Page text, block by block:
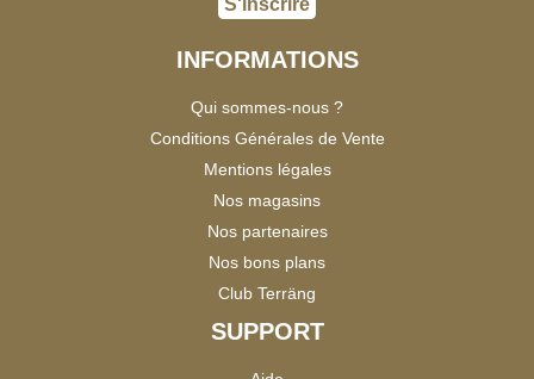
INFORMATIONS
Qui sommes-nous ?
Conditions Générales de Vente
Mentions légales
Nos magasins
Nos partenaires
Nos bons plans
Club Terräng
SUPPORT